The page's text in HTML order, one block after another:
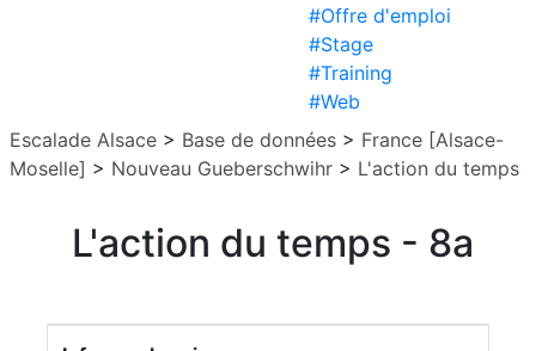
#Offre d'emploi
#Stage
#Training
#Web
Escalade Alsace > Base de données > France [Alsace-
Moselle] > Nouveau Gueberschwihr > L'action du temps
L'action du temps - 8a